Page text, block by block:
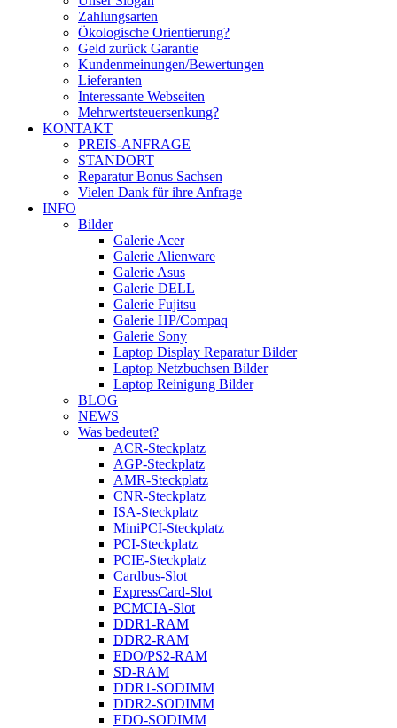
Zahlungsarten
Ökologische Orientierung?
Geld zurück Garantie
Kundenmeinungen/Bewertungen
Lieferanten
Interessante Webseiten
Mehrwertsteuersenkung?
KONTAKT
PREIS-ANFRAGE
STANDORT
Reparatur Bonus Sachsen
Vielen Dank für ihre Anfrage
INFO
Bilder
Galerie Acer
Galerie Alienware
Galerie Asus
Galerie DELL
Galerie Fujitsu
Galerie HP/Compaq
Galerie Sony
Laptop Display Reparatur Bilder
Laptop Netzbuchsen Bilder
Laptop Reinigung Bilder
BLOG
NEWS
Was bedeutet?
ACR-Steckplatz
AGP-Steckplatz
AMR-Steckplatz
CNR-Steckplatz
ISA-Steckplatz
MiniPCI-Steckplatz
PCI-Steckplatz
PCIE-Steckplatz
Cardbus-Slot
ExpressCard-Slot
PCMCIA-Slot
DDR1-RAM
DDR2-RAM
EDO/PS2-RAM
SD-RAM
DDR1-SODIMM
DDR2-SODIMM
EDO-SODIMM